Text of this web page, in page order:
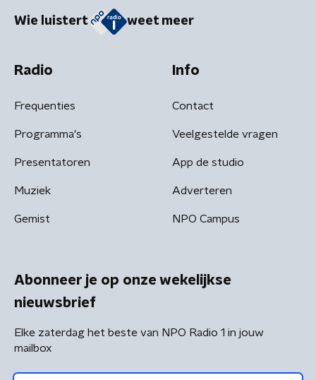
Wie luistert weet meer
Radio
Frequenties
Programma's
Presentatoren
Muziek
Gemist
Info
Contact
Veelgestelde vragen
App de studio
Adverteren
NPO Campus
Abonneer je op onze wekelijkse
nieuwsbrief
Elke zaterdag het beste van NPO Radio 1 in jouw
mailbox